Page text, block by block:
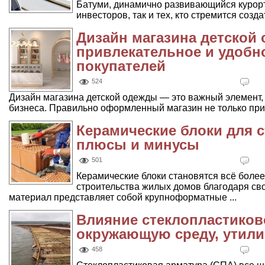
Батуми, динамично развивающийся
инвесторов, так и тех, кто стремится
Дизайн магазина
привлекательное и
покупателей
524
Дизайн магазина детской одежды — это важный
бизнеса. Правильно оформленный магазин не только
Керамические блоки для
плюсы и минусы
501
Керамические блоки становятся всё
строительства жилых домов благодаря
материал представляет собой крупноформатные ...
Влияние
окружающую среду,
458